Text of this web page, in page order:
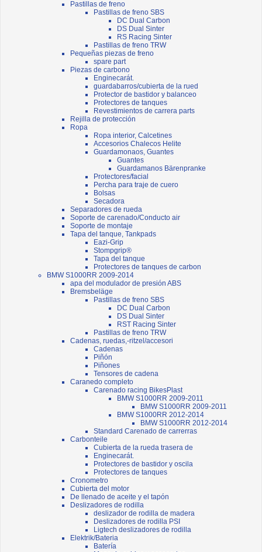
Pastillas de freno
Pastillas de freno SBS
DC Dual Carbon
DS Dual Sinter
RS Racing Sinter
Pastillas de freno TRW
Pequeñas piezas de freno
spare part
Piezas de carbono
Enginecarát.
guardabarros/cubierta de la rued
Protector de bastidor y balanceo
Protectores de tanques
Revestimientos de carrera parts
Rejilla de protección
Ropa
Ropa interior, Calcetines
Accesorios Chalecos Helite
Guardamonaos, Guantes
Guantes
Guardamanos Bärenpranke
Protectores/facial
Percha para traje de cuero
Bolsas
Secadora
Separadores de rueda
Soporte de carenado/Conducto air
Soporte de montaje
Tapa del tanque, Tankpads
Eazi-Grip
Stompgrip®
Tapa del tanque
Protectores de tanques de carbon
BMW S1000RR 2009-2014
apa del modulador de presión ABS
Bremsbeläge
Pastillas de freno SBS
DC Dual Carbon
DS Dual Sinter
RST Racing Sinter
Pastillas de freno TRW
Cadenas, ruedas,-ritzel/accesori
Cadenas
Piñón
Piñones
Tensores de cadena
Caranedo completo
Carenado racing BikesPlast
BMW S1000RR 2009-2011
BMW S1000RR 2009-2011
BMW S1000RR 2012-2014
BMW S1000RR 2012-2014
Standard Carenado de carrerras
Carbonteile
Cubierta de la rueda trasera de
Enginecarát.
Protectores de bastidor y oscila
Protectores de tanques
Cronometro
Cubierta del motor
De llenado de aceite y el tapón
Deslizadores de rodilla
deslizador de rodilla de madera
Deslizadores de rodilla PSI
Ligtech deslizadores de rodilla
Elektrik/Bateria
Batería